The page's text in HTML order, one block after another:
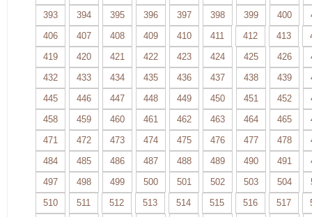
393
394 395 396 397 398 399 400
406
407 408 409 410 411 412 413
419
420 421 422 423 424 425 426
432
433 434 435 436 437 438 439
445
446 447 448 449 450 451 452
458
459 460 461 462 463 464 465
471
472 473 474 475 476 477 478
484
485 486 487 488 489 490 491
497
498 499 500 501 502 503 504
510
511 512 513 514 515 516 517